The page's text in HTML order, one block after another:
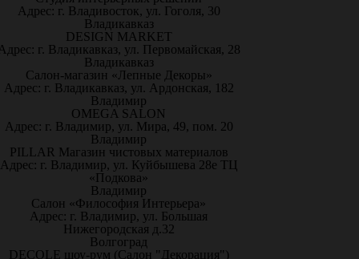
Адрес: г. Владивосток, ул. Гоголя, 30
Владикавказ
DESIGN MARKET
г. Владикавказ, ул. Первомайская, 28
Владикавказ
Салон-магазин «Лепные Декоры»
Адрес: г. Владикавказ, ул. Ардонская, 182
Владимир
OMEGA SALON
Адрес: г. Владимир, ул. Мира, 49, пом. 20
Владимир
PILLAR Магазин чистовых материалов
Адрес: г. Владимир, ул. Куйбышева 28е ТЦ
«Подкова»
Владимир
Салон «Философия Интерьера»
Адрес: г. Владимир, ул. Большая
Нижегородская д.32
Волгоград
DECOLE шоу-рум (Салон "Декорация")